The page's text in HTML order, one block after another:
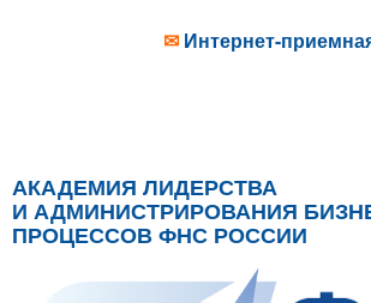
✉ Интернет-
АКАДЕМИЯ ЛИДЕРСТВА
И АДМИНИСТРИРОВАНИЯ
ПРОЦЕССОВ ФНС РОССИИ